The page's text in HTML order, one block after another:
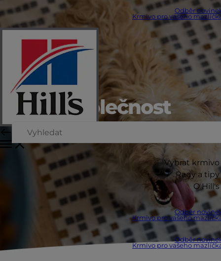
Odběr
Krmivo pro vašeho
Vybrat krmivo
Rady a tipy
O Hill's
Odběr
Krmivo pro vašeho
Odběr
Krmivo pro vašeho
Naše společnost